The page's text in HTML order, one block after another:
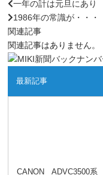
一年の計は元旦にあり
1986年の常識が・・・
関連記事
関連記事はありません。
最新記事
CANON ADVC3500